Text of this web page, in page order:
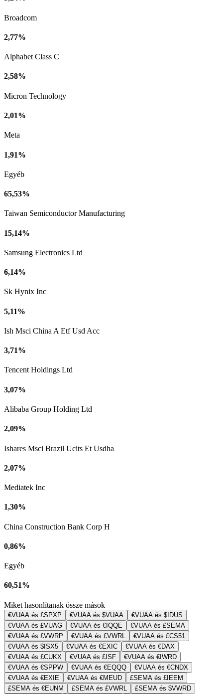
Broadcom
2,77%
Alphabet Class C
2,58%
Micron Technology
2,01%
Meta
1,91%
Egyéb
65,53%
Taiwan Semiconductor Manufacturing
15,14%
Samsung Electronics Ltd
6,14%
Sk Hynix Inc
5,11%
Ish Msci China A Etf Usd Acc
3,71%
Tencent Holdings Ltd
3,07%
Alibaba Group Holding Ltd
2,09%
Ishares Msci Brazil Ucits Et Usdha
2,07%
Mediatek Inc
1,30%
China Construction Bank Corp H
0,86%
Egyéb
60,51%
Miket hasonlítanak össze mások
€VUAA és £SPXP €VUAA és $VUAA
€VUAA és $IDUS
€VUAA és £VUAG
€VUAA és €IQQE
€VUAA és £SEMA
€VUAA és £VWRP
€VUAA és £VWRL
€VUAA és £CS51
€VUAA és $ISX5
€VUAA és €EXIC
€VUAA és €DAX
€VUAA és £CUKX
€VUAA és £ISF
€VUAA és €IWRD
€VUAA és €SPPW
€VUAA és €EQQQ
€VUAA és €CNDX
€VUAA és €EXIE
€VUAA és €MEUD
£SEMA és £IEEM
£SEMA és €EUNM
£SEMA és £VWRL
£SEMA és $VWRD